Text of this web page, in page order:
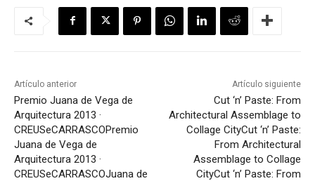
Artículo anterior
Premio Juana de Vega de
Arquitectura 2013 ·
CREUSeCARRASCOPremio
Juana de Vega de
Arquitectura 2013 ·
CREUSeCARRASCOJuana de
Artículo siguiente
Cut ‘n’ Paste: From
Architectural Assemblage to
Collage CityCut ‘n’ Paste:
From Architectural
Assemblage to Collage
CityCut ‘n’ Paste: From